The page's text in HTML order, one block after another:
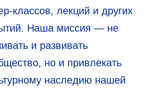
классов, лекций и других
Наша миссия — не
и развивать
но и привлекать
наследию нашей